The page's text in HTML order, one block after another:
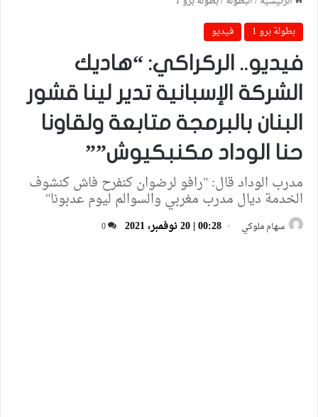
بطولة برو 1
فيديو
فيديو.. الركراكي: “هاديك
الشركة الإسبانية تدير لينا قشور
البنان بالبرمجة متابعة ولقاونا
حنا الوداد مكنبكيوش””
مدرب الوداد قال: "رافو لرضوان كنفرح فاش كنشوف
الخدمة ديال مدرب مغربي والسوالم ليوم عدبونا"
سهام ملوكي 00:28 | 20 نوفمبر، 2021 0